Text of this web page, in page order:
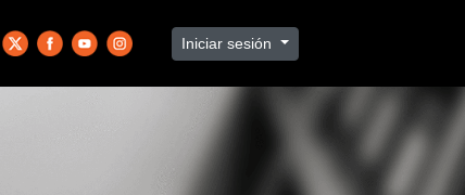
Iniciar sesión